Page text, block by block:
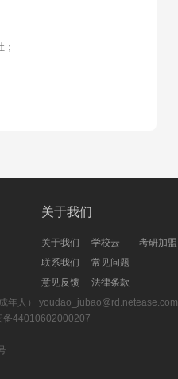
关于我们
关于我们
学校云
联系我们
常见问题
意见反馈
法律条款
考研加盟
年人） youdao_jubao@rd.netease.com
备44010602000207